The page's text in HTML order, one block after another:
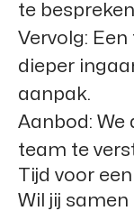
te
Vervolg: Een
dieper
aanpak.
Aanbod: We
team te
Tijd voor
Wil jij